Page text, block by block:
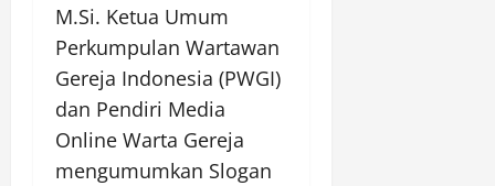
M.Si. Ketua Umum
Perkumpulan Wartawan
Gereja Indonesia (PWGI)
dan Pendiri Media
Online Warta Gereja
mengumumkan Slogan